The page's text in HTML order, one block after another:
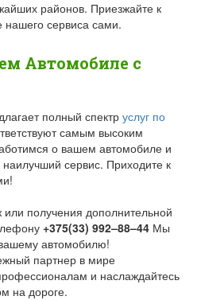
районов. Приезжайте к
нашего сервиса сами.
Автомобиле с
полный спектр услуг по
самым высоким
о вашем автомобиле и
сервис. Приходите к
получения дополнительной
+375(33) 992–88–44 Мы
автомобилю!
партнер в мире
и наслаждайтесь
на дороге.